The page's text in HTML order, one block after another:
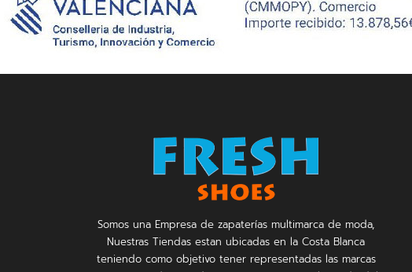
Somos una Empresa de zapaterías multimarca de moda,
Nuestras Tiendas estan ubicadas en la Costa Blanca
teniendo como objetivo tener representadas las marcas